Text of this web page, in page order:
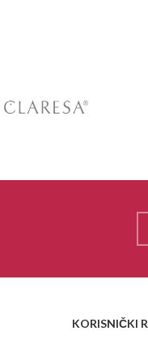
KORISNIČKI